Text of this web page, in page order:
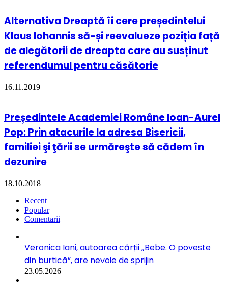
Alternativa Dreaptă îi cere președintelui
Klaus Iohannis să-și reevalueze poziția față
de alegătorii de dreapta care au susținut
referendumul pentru căsătorie
16.11.2019
Președintele Academiei Române Ioan-Aurel
Pop: Prin atacurile la adresa Bisericii,
familiei şi ţării se urmăreşte să cădem în
dezunire
18.10.2018
Recent
Popular
Comentarii
Veronica Iani, autoarea cărții „Bebe. O poveste
din burtică”, are nevoie de sprijin
23.05.2026